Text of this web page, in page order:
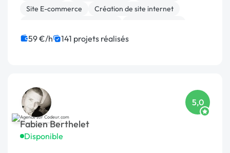
Site E-commerce
Création de site internet
Référencement, liens
Marketing
59 €/h 141 projets réalisés
Fabien Berthelet
Disponible
5,0